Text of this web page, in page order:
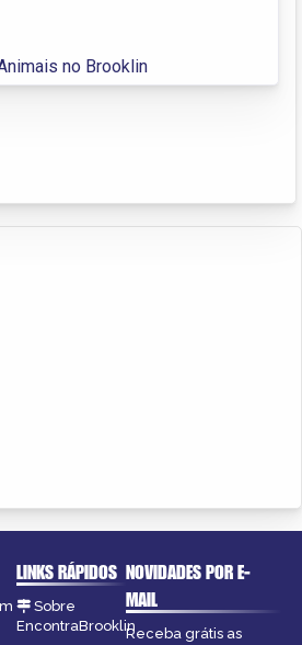
no Brooklin
LINKS RÁPIDOS
Sobre
EncontraBrooklin
NOVIDADES POR E-
MAIL
Receba grátis as